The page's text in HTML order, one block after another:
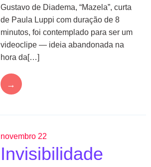
Gustavo de Diadema, “Mazela”, curta
de Paula Luppi com duração de 8
minutos, foi contemplado para ser um
videoclipe — ideia abandonada na
hora da[…]
→
novembro 22
Invisibilidade